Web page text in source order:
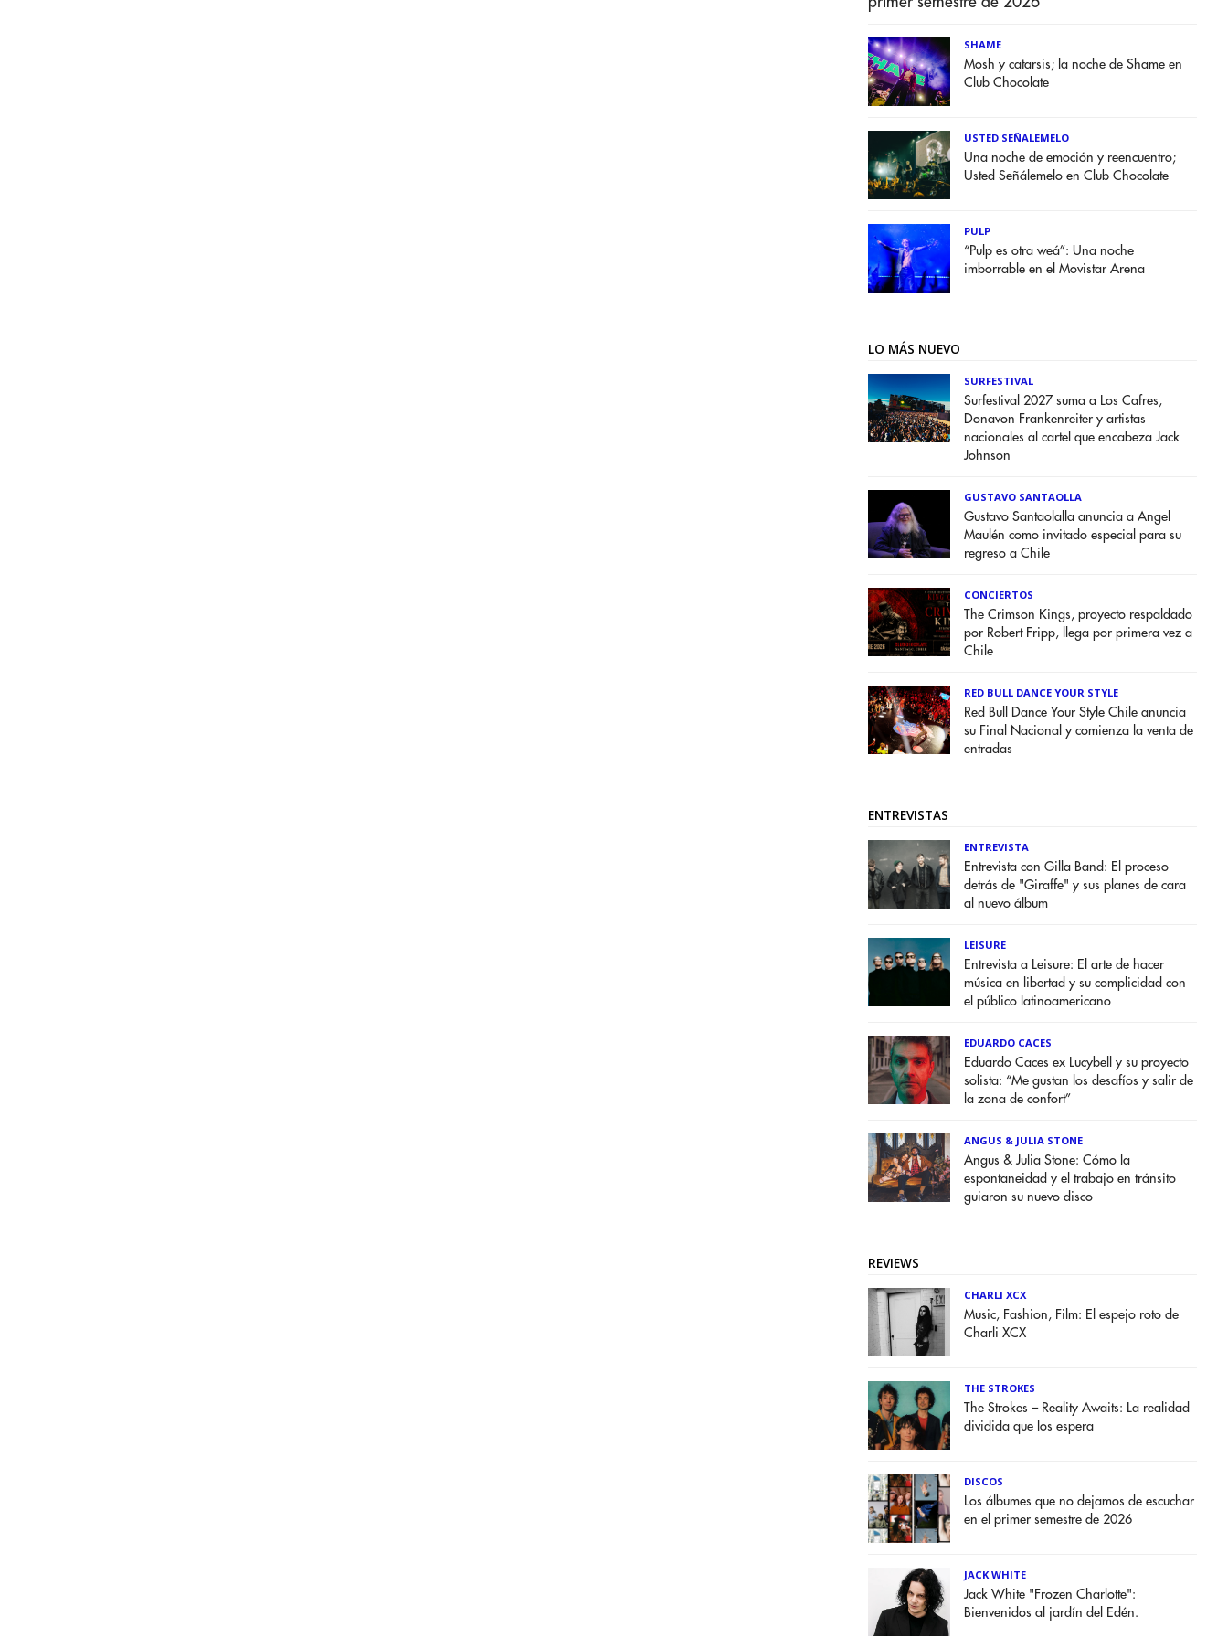
SHAME
Mosh y catarsis; la noche de Shame en
Club Chocolate
USTED SEÑALEMELO
Una noche de emoción y reencuentro;
Usted Señálemelo en Club Chocolate
PULP
“Pulp es otra weá”: Una noche
imborrable en el Movistar Arena
LO MÁS NUEVO
SURFESTIVAL
Surfestival 2027 suma a Los Cafres,
Donavon Frankenreiter y artistas
nacionales al cartel que encabeza Jack
Johnson
GUSTAVO SANTAOLLA
Gustavo Santaolalla anuncia a Angel
Maulén como invitado especial para su
regreso a Chile
CONCIERTOS
The Crimson Kings, proyecto respaldado
por Robert Fripp, llega por primera vez a
Chile
RED BULL DANCE YOUR STYLE
Red Bull Dance Your Style Chile anuncia
su Final Nacional y comienza la venta de
entradas
ENTREVISTAS
ENTREVISTA
Entrevista con Gilla Band: El proceso
detrás de "Giraffe" y sus planes de cara
al nuevo álbum
LEISURE
Entrevista a Leisure: El arte de hacer
música en libertad y su complicidad con
el público latinoamericano
EDUARDO CACES
Eduardo Caces ex Lucybell y su proyecto
solista: “Me gustan los desafíos y salir de
la zona de confort”
ANGUS & JULIA STONE
Angus & Julia Stone: Cómo la
espontaneidad y el trabajo en tránsito
guiaron su nuevo disco
REVIEWS
CHARLI XCX
Music, Fashion, Film: El espejo roto de
Charli XCX
THE STROKES
The Strokes – Reality Awaits: La realidad
dividida que los espera
DISCOS
Los álbumes que no dejamos de escuchar
en el primer semestre de 2026
JACK WHITE
Jack White "Frozen Charlotte":
Bienvenidos al jardín del Edén.